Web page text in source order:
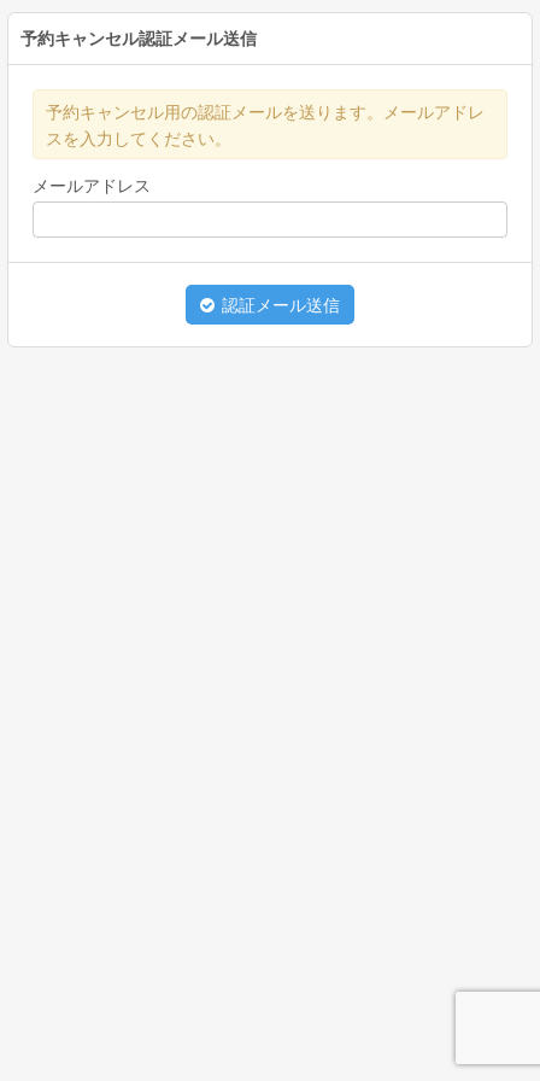
予約キャンセル認証メール送信
予約キャンセル用の認証メールを送ります。メールアドレ
スを入力してください。
メールアドレス
認証メール送信